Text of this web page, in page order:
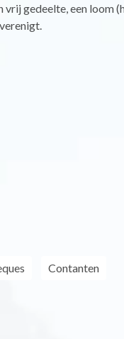
gedeelte, een loom
Contanten